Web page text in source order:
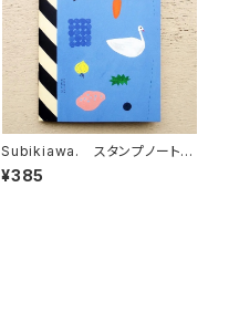
Subikiawa. スタンプノート
Life Objects
¥385